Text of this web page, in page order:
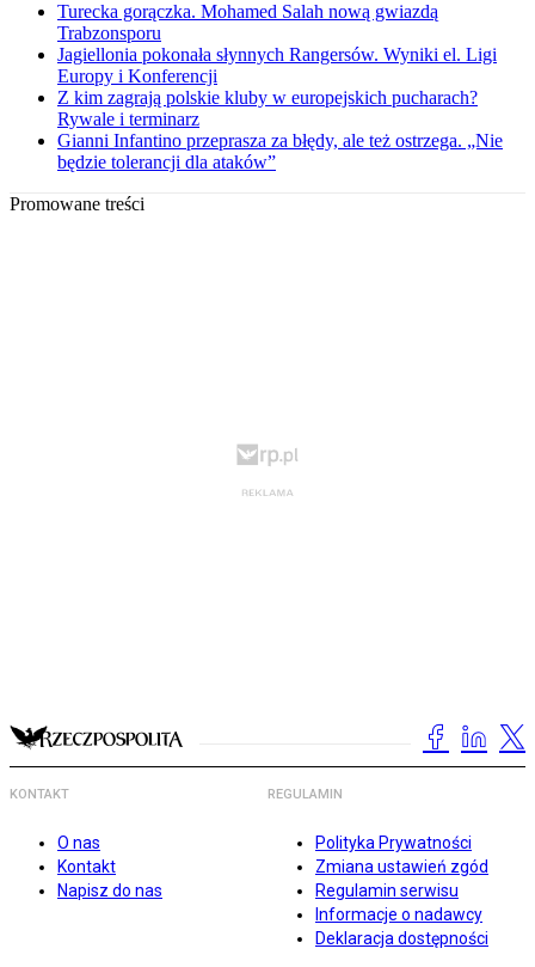
Turecka gorączka. Mohamed Salah nową gwiazdą
Trabzonsporu
Jagiellonia pokonała słynnych Rangersów. Wyniki el. Ligi
Europy i Konferencji
Z kim zagrają polskie kluby w europejskich pucharach?
Rywale i terminarz
Gianni Infantino przeprasza za błędy, ale też ostrzega. „Nie
będzie tolerancji dla ataków”
Promowane treści
KONTAKT
O nas
Kontakt
Napisz do nas
REGULAMIN
Polityka Prywatności
Zmiana ustawień zgód
Regulamin serwisu
Informacje o nadawcy
Deklaracja dostępności